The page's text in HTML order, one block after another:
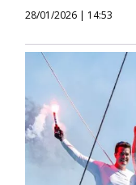
28/01/2026 | 14:53